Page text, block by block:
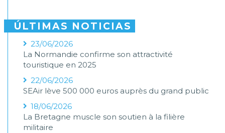
ÚLTIMAS NOTICIAS
23/06/2026
La Normandie confirme son attractivité
touristique en 2025
22/06/2026
SEAir lève 500 000 euros auprès du grand public
18/06/2026
La Bretagne muscle son soutien à la filière
militaire